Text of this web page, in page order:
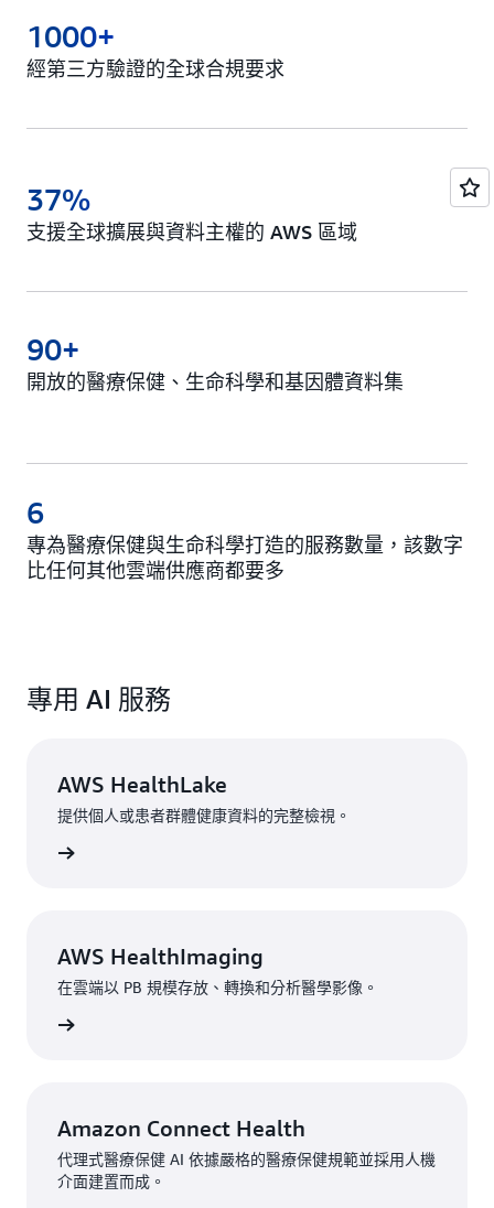
經第三方驗證的全球合規要求
1000+
支援全球擴展與資料主權的 AWS 區域
37%
開放的醫療保健、生命科學和基因體資料集
90+
專為醫療保健與生命科學打造的服務數量，該數字
比任何其他雲端供應商都要多
6
專用 AI 服務
AWS HealthLake
提供個人或患者群體健康資料的完整檢視。
AWS HealthImaging
在雲端以 PB 規模存放、轉換和分析醫學影像。
Amazon Connect Health
代理式醫療保健 AI 依據嚴格的醫療保健規範並採用人機
介面建置而成。